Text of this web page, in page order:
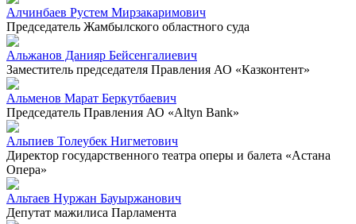
Алчинбаев Рустем Мирзакаримович
Председатель Жамбылского областного суда
Альжанов Данияр Бейсенгалиевич
Заместитель председателя Правления АО «Казконтент»
Альменов Марат Беркутбаевич
Председатель Правления АО «Altyn Bank»
Альпиев Толеубек Нигметович
Директор государственного театра оперы и балета «Астана
Опера»
Альтаев Нуржан Бауыржанович
Депутат мажилиса Парламента